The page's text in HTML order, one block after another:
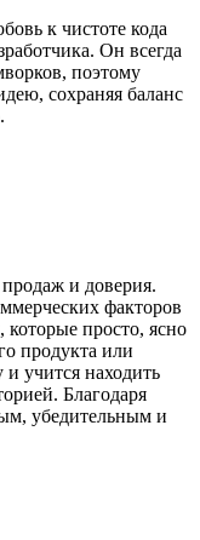
к чистоте кода
Он всегда
поэтому
сохраняя баланс
и доверия.
факторов
просто, ясно
продукта или
учится находить
Благодаря
убедительным и